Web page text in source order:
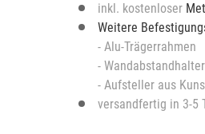
inkl. kostenloser
Weitere
- Alu-Trägerrahmen
-
- Aufsteller aus
versandfertig in 3-5